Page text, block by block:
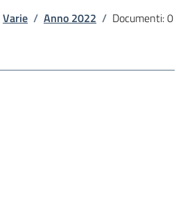
Varie / Anno 2022 / Documenti: 0